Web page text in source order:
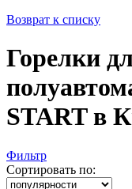
Возврат к списку
Горелки
START в
Фильтр
Сортировать по: